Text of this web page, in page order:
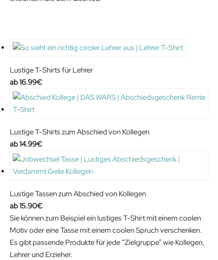
Lustige T-Shirts für Lehrer
16.99€
Lustige T-Shirts zum Abschied von Kollegen
14.99€
Lustige Tassen zum Abschied von Kollegen
15.90€
Sie können zum Beispiel ein lustiges T-Shirt mit einem coolen
Motiv oder eine Tasse mit einem coolen Spruch verschenken.
Es gibt passende Produkte für jede “Zielgruppe” wie Kollegen,
Lehrer und Erzieher.